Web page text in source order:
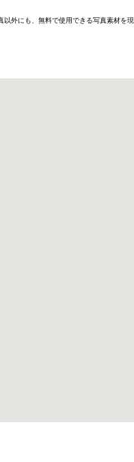
外にも、無料で使用できる写真素材